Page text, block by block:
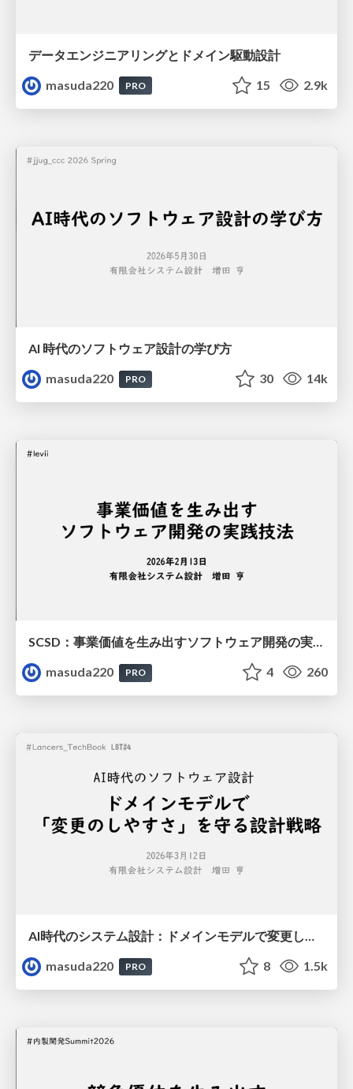
データエンジニアリングとドメイン駆動設計
masuda220
PRO 15 2.9k
AI 時代のソフトウェア設計の学び方
masuda220
PRO 30 14k
SCSD：事業価値を生み出すソフトウェア開発の実践技法
masuda220
PRO 4 260
AI時代のシステム設計：ドメインモデルで変更しやすさを守る設計戦略
masuda220
PRO 8 1.5k